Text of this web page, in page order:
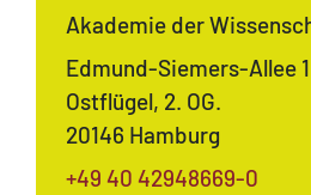
Akademie der
Edmund-Siemers-Allee 1
Ostflügel, 2. OG.
20146 Hamburg
+49 40 42948669-0